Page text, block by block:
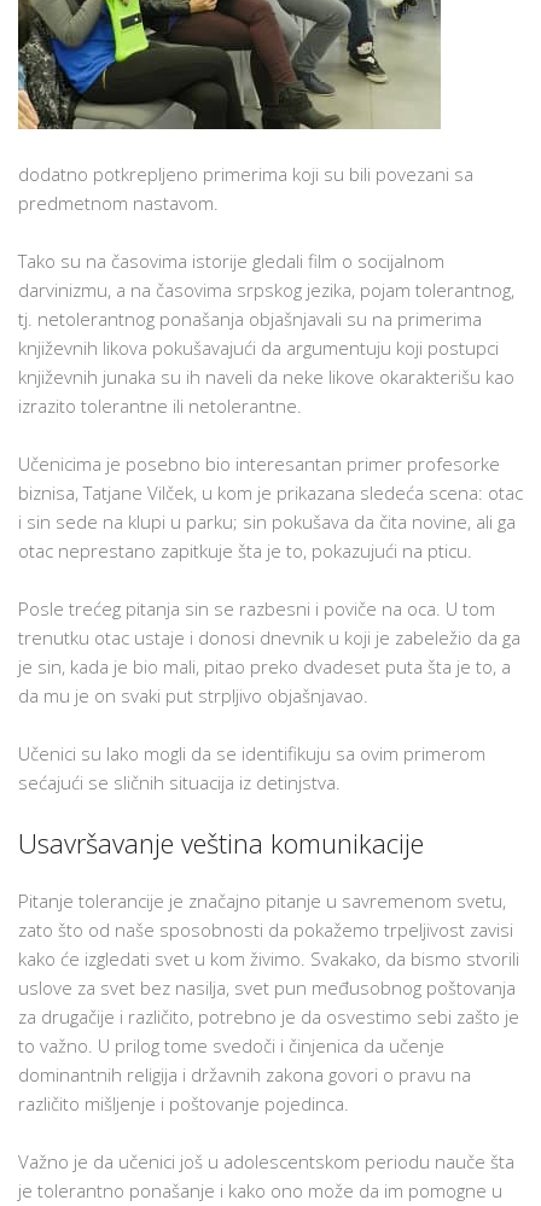
dodatno potkrepljeno primerima koji su bili povezani sa
predmetnom nastavom.
Tako su na časovima istorije gledali film o socijalnom
darvinizmu, a na časovima srpskog jezika, pojam tolerantnog,
tj. netolerantnog ponašanja objašnjavali su na primerima
književnih likova pokušavajući da argumentuju koji postupci
književnih junaka su ih naveli da neke likove okarakterišu kao
izrazito tolerantne ili netolerantne.
Učenicima je posebno bio interesantan primer profesorke
biznisa, Tatjane Vilček, u kom je prikazana sledeća scena: otac
i sin sede na klupi u parku; sin pokušava da čita novine, ali ga
otac neprestano zapitkuje šta je to, pokazujući na pticu.
Posle trećeg pitanja sin se razbesni i poviče na oca. U tom
trenutku otac ustaje i donosi dnevnik u koji je zabeležio da ga
je sin, kada je bio mali, pitao preko dvadeset puta šta je to, a
da mu je on svaki put strpljivo objašnjavao.
Učenici su lako mogli da se identifikuju sa ovim primerom
sećajući se sličnih situacija iz detinjstva.
Usavršavanje veština komunikacije
Pitanje tolerancije je značajno pitanje u savremenom svetu,
zato što od naše sposobnosti da pokažemo trpeljivost zavisi
kako će izgledati svet u kom živimo. Svakako, da bismo stvorili
uslove za svet bez nasilja, svet pun međusobnog poštovanja
za drugačije i različito, potrebno je da osvestimo sebi zašto je
to važno. U prilog tome svedoči i činjenica da učenje
dominantnih religija i državnih zakona govori o pravu na
različito mišljenje i poštovanje pojedinca.
Važno je da učenici još u adolescentskom periodu nauče šta
je tolerantno ponašanje i kako ono može da im pomogne u